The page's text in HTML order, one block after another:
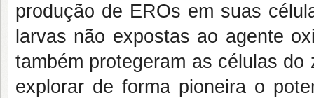
produção de EROs em suas
larvas não expostas ao agente
também protegeram as células
explorar de forma pioneira o